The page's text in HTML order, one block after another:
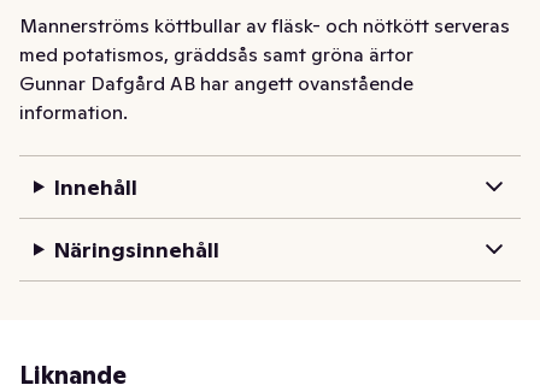
Mannerströms köttbullar av fläsk- och nötkött serveras
med potatismos, gräddsås samt gröna ärtor
Gunnar Dafgård AB har angett ovanstående
information.
Innehåll
Näringsinnehåll
Liknande